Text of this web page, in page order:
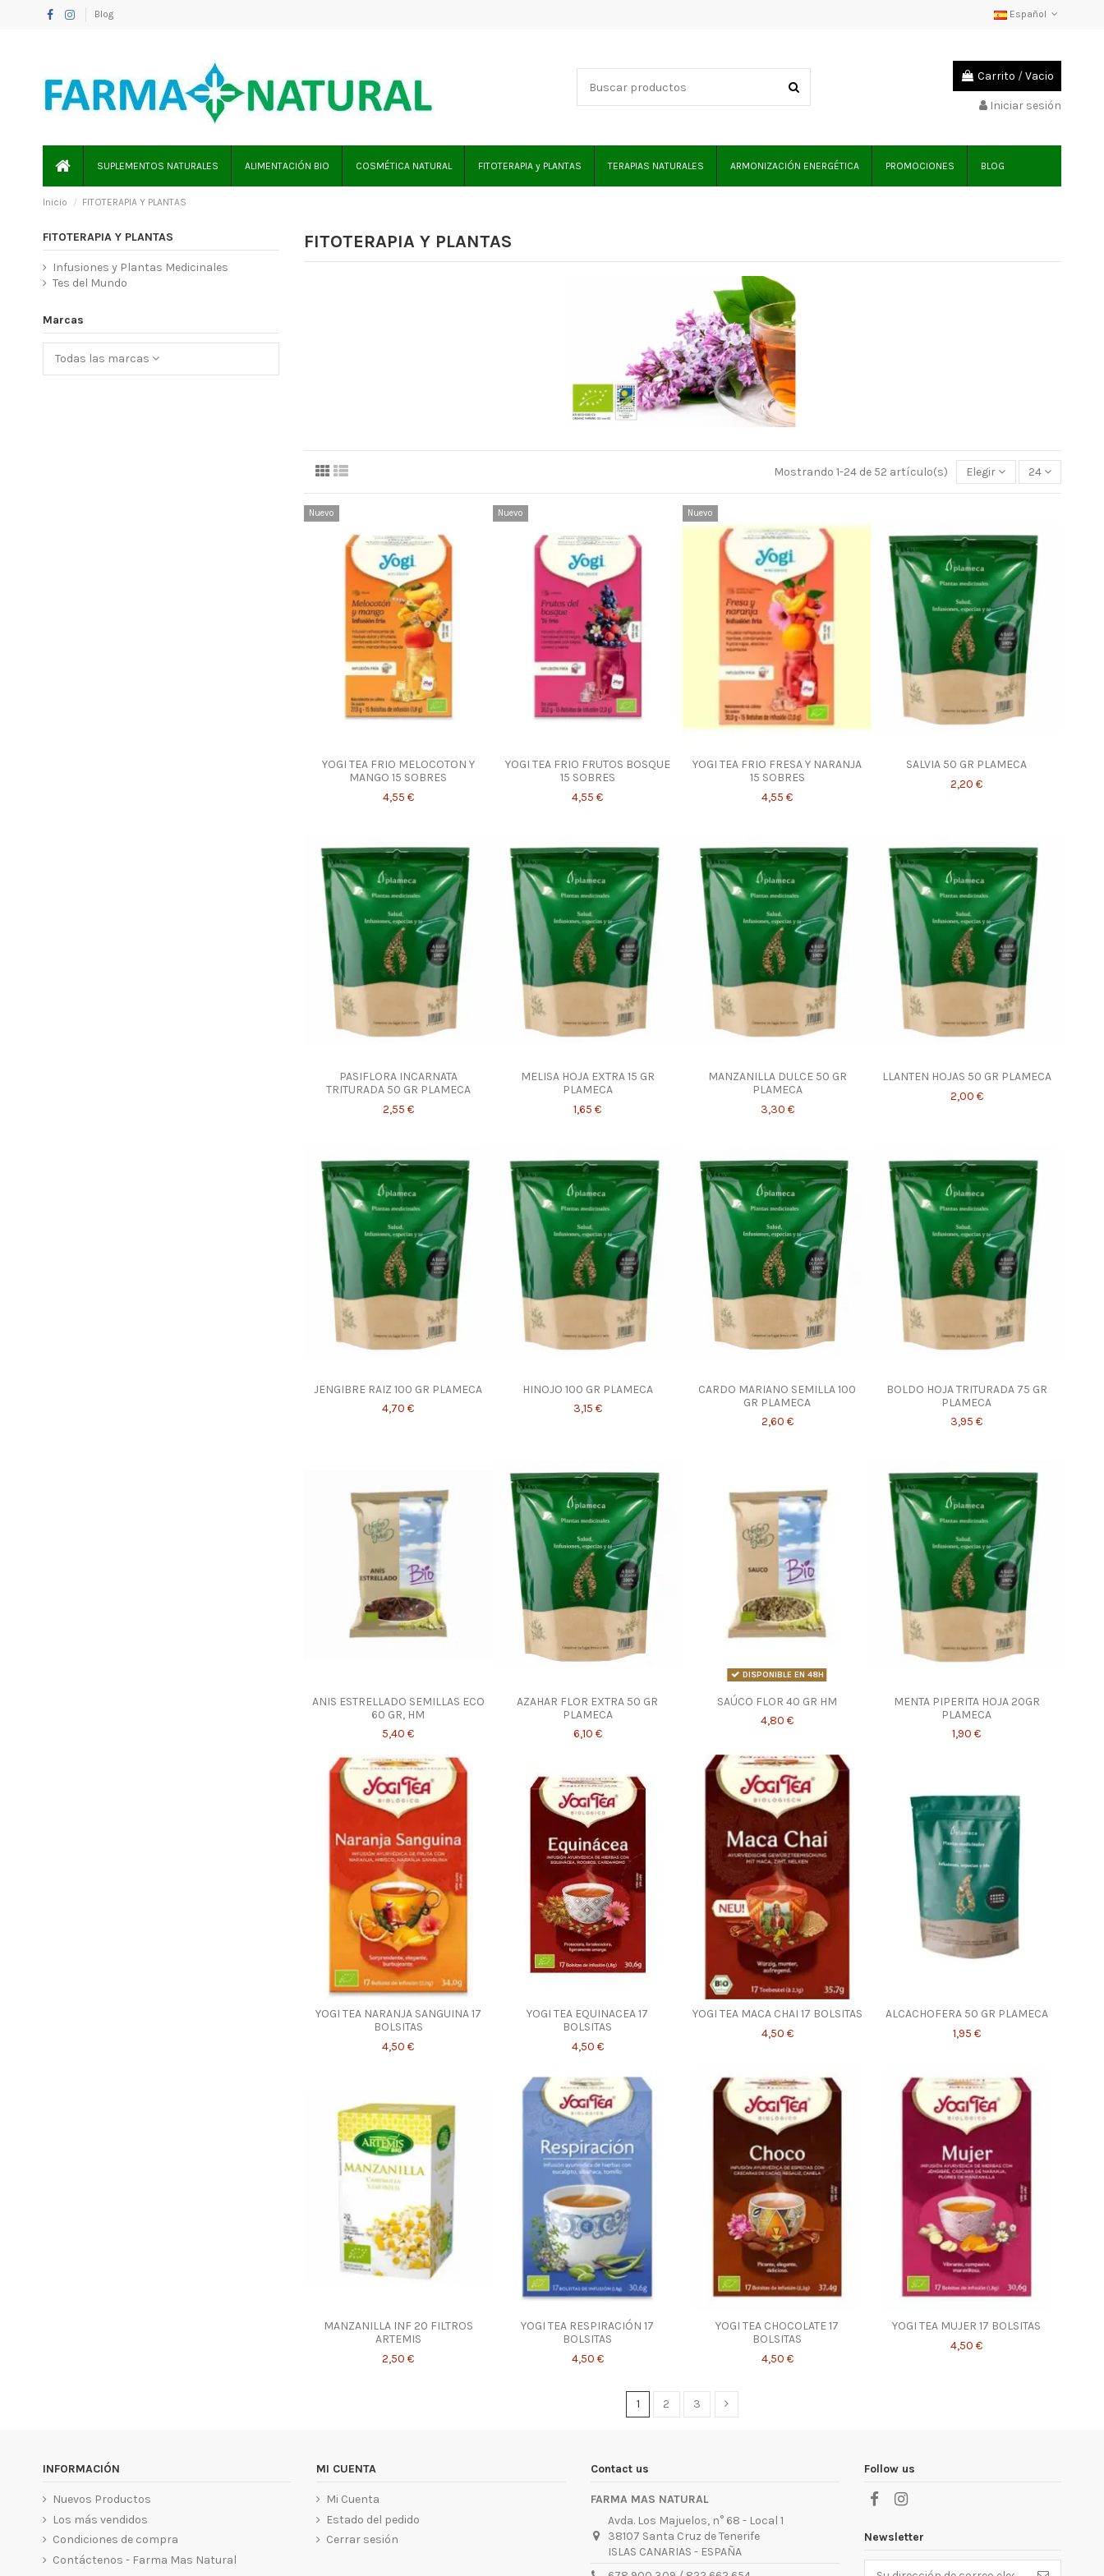
Blog Español
Carrito /Vacio
Iniciar sesión
SUPLEMENTOS NATURALES ALIMENTACIÓN BIO COSMÉTICA NATURAL FITOTERAPIA y PLANTAS TERAPIAS NATURALES ARMONIZACIÓN ENERGÉTICA PROMOCIONES BLOG
Inicio FITOTERAPIA Y PLANTAS
FITOTERAPIA Y PLANTAS
Mostrando 1-24 de 52 artículo(s) Elegir 24
Nuevo
YOGI TEA FRIO MELOCOTON Y
MANGO 15 SOBRES
4,55 €
Nuevo
YOGI TEA FRIO FRUTOS BOSQUE
15 SOBRES
4,55 €
Nuevo
YOGI TEA FRIO FRESA Y NARANJA
15 SOBRES
4,55 €
SALVIA 50 GR PLAMECA
2,20 €
PASIFLORA INCARNATA
TRITURADA 50 GR PLAMECA
2,55 €
MELISA HOJA EXTRA 15 GR
PLAMECA
1,65 €
MANZANILLA DULCE 50 GR
PLAMECA
3,30 €
LLANTEN HOJAS 50 GR PLAMECA
2,00 €
JENGIBRE RAIZ 100 GR PLAMECA
4,70 €
HINOJO 100 GR PLAMECA
3,15 €
CARDO MARIANO SEMILLA 100
GR PLAMECA
2,60 €
BOLDO HOJA TRITURADA 75 GR
PLAMECA
3,95 €
ANIS ESTRELLADO SEMILLAS ECO
60 GR, HM
5,40 €
AZAHAR FLOR EXTRA 50 GR
PLAMECA
6,10 €
DISPONIBLE EN 48H
SAÚCO FLOR 40 GR HM
4,80 €
MENTA PIPERITA HOJA 20GR
PLAMECA
1,90 €
YOGI TEA NARANJA SANGUINA 17
BOLSITAS
4,50 €
YOGI TEA EQUINACEA 17
BOLSITAS
4,50 €
YOGI TEA MACA CHAI 17 BOLSITAS
4,50 €
ALCACHOFERA 50 GR PLAMECA
1,95 €
MANZANILLA INF 20 FILTROS
ARTEMIS
2,50 €
YOGI TEA RESPIRACIÓN 17
BOLSITAS
4,50 €
YOGI TEA CHOCOLATE 17
BOLSITAS
4,50 €
YOGI TEA MUJER 17 BOLSITAS
4,50 €
1 2 3
FITOTERAPIA Y PLANTAS
Infusiones y Plantas Medicinales
Tes del Mundo
Marcas
Todas las marcas
INFORMACIÓN
Nuevos Productos
Los más vendidos
Condiciones de compra
Contáctenos - Farma Mas Natural
MI CUENTA
Mi Cuenta
Estado del pedido
Cerrar sesión
Contact us
FARMA MAS NATURAL
Avda. Los Majuelos, n° 68 - Local 1
38107 Santa Cruz de Tenerife
ISLAS CANARIAS - ESPAÑA
Follow us
Newsletter